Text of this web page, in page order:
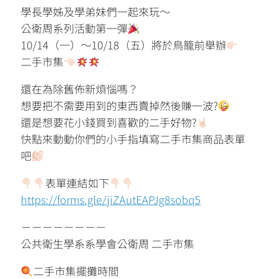
學長學姊及學弟妹們一起來玩～
公衛周系列活動第一彈
10/14（一）～10/18（五）將於鳥籠前舉辦
二手市集
還在為除舊佈新煩惱嗎？
想要把不需要用到的東西賣掉然後賺一波?
還是想要花小錢買到喜歡的二手好物?
快點來動動你們的小手指填寫二手市集商品表單
吧
表單連結如下
https://forms.gle/jiZAutEAPJg8sobq5
－－－－－－－－
公共衛生學系系學會公衛周 二手市集
二手市集擺攤時間